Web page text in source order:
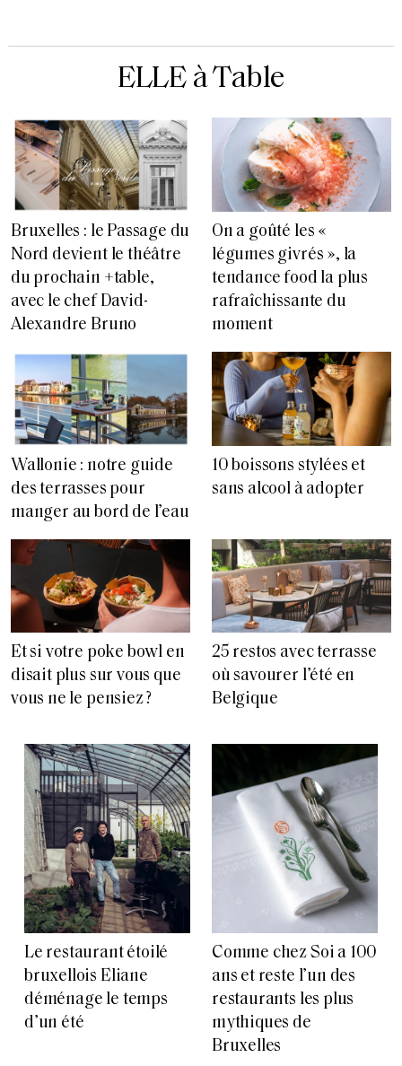
ELLE à Table
Bruxelles : le Passage du
Nord devient le théâtre
du prochain +table,
avec le chef David-
Alexandre Bruno
On a goûté les «
légumes givrés », la
tendance food la plus
rafraîchissante du
moment
Wallonie : notre guide
des terrasses pour
manger au bord de l’eau
10 boissons stylées et
sans alcool à adopter
Et si votre poke bowl en
disait plus sur vous que
vous ne le pensiez ?
25 restos avec terrasse
où savourer l’été en
Belgique
Le restaurant étoilé
bruxellois Eliane
déménage le temps
d’un été
Comme chez Soi a 100
ans et reste l’un des
restaurants les plus
mythiques de
Bruxelles